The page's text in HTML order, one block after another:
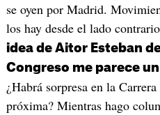
se oyen por Madrid.
los hay desde el lado
idea de Aitor Esteban
Congreso me parece
¿Habrá sorpresa en la
próxima? Mientras hago